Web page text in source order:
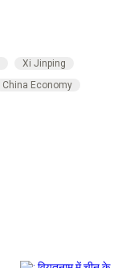
Xi Jinping
China Economy